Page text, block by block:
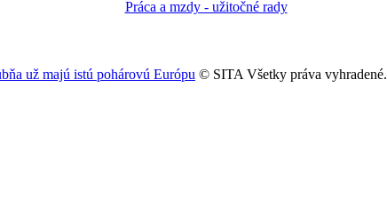
už majú istú pohárovú Európu © SITA Všetky práva vyhradené.